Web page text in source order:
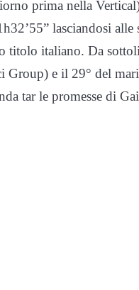
prima nella
lasciandosi
titolo italiano. Da
Group) e il 29° del
tar le promesse di